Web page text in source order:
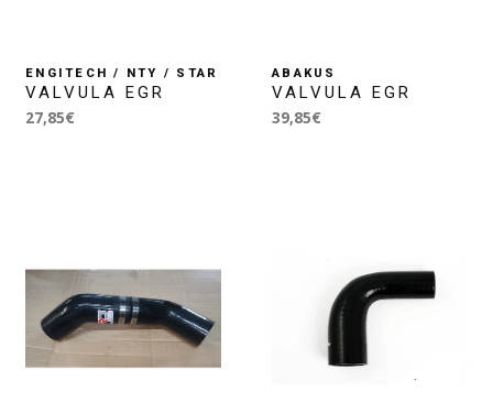
ENGITECH / NTY / STAR
VALVULA EGR
27,85€
ABAKUS
VALVULA EGR
39,85€